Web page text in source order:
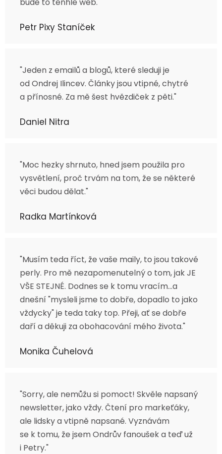
Petr Pixy Staníček
"Jeden z emailů a blogů, které sleduji je
od Ondrej Ilincev. Články jsou vtipné, chytré
a přínosné. Za mě šest hvězdiček z pěti."
Daniel Nitra
"Moc hezky shrnuto, hned jsem použila pro
vysvětlení, proč trvám na tom, že se některé
věci budou dělat."
Radka Martínková
"Musím teda říct, že vaše maily, to jsou takové
perly. Pro mě nezapomenutelný o tom, jak JE
VŠE STEJNÉ. Dodnes se k tomu vracím...a
dnešní "mysleli jsme to dobře, dopadlo to jako
vždycky" je teda taky top. Přeji, ať se dobře
daří a děkuji za obohacování mého života."
Monika Čuhelová
"Sorry, ale nemůžu si pomoct! Skvěle napsaný
newsletter, jako vždy. Čtení pro markeťáky,
ale lidsky a vtipně napsané. Vyznávám
se k tomu, že jsem Ondrův fanoušek a teď už
i Petry."